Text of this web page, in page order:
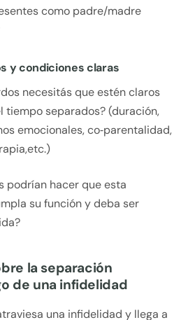
como padre/madre
y condiciones claras
necesitás que estén claros
tiempo separados? (duración,
emocionales, co‑parentalidad,
podrían hacer que esta
su función y deba ser
la separación
de una infidelidad
una infidelidad y llega a